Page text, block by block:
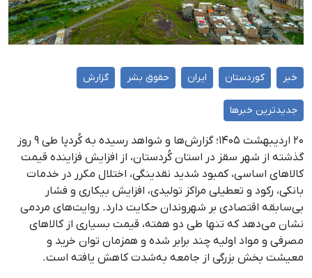
خبر کوردستان ایران حقوق بشر گزارش
جدیدترین خبرها
۲۰ اردیبهشت ۱۴۰۵؛ گزارش‌ها و شواهد رسیده به کُردپا طی ۹ روز
گذشته از شهر سقز در استان کُردستان، از افزایش فزاینده قیمت
کالاهای اساسی، کمبود شدید نقدینگی، اختلال مکرر در خدمات
بانکی، رکود و تعطیلی مراکز تولیدی، افزایش بیکاری و فشار
بی‌سابقه اقتصادی بر شهروندان حکایت دارد. روایت‌های مردمی
نشان می‌دهد که تنها طی دو هفته، قیمت بسیاری از کالاهای
مصرفی و مواد اولیه چند برابر شده و همزمان توان خرید و
معیشت بخش بزرگی از جامعه به‌شدت کاهش یافته است.